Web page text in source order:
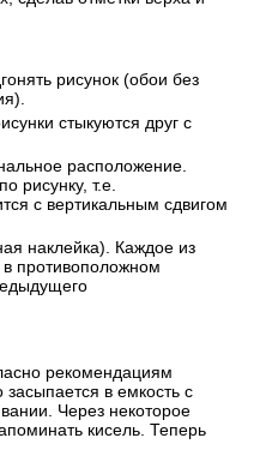
рисунок (обои без
стыкуются друг с
расположение.
рисунку, т.е.
с вертикальным сдвигом
наклейка). Каждое из
противоположном
рекомендациям
в емкость с
Через некоторое
кисель. Теперь